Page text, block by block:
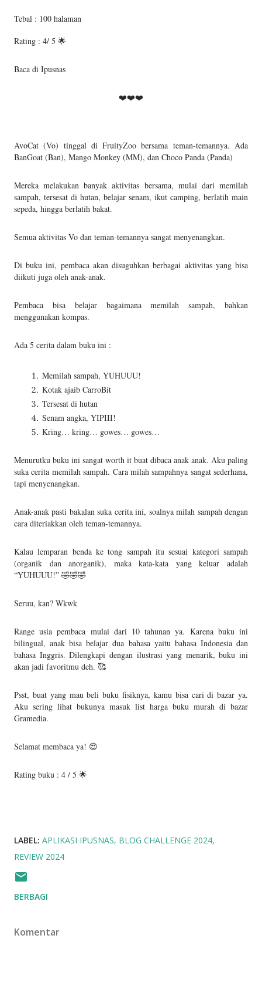
Tebal : 100 halaman
Rating : 4/ 5 🌟
Baca di Ipusnas
❤️❤️❤️
AvoCat (Vo) tinggal di FruityZoo bersama teman-temannya. Ada
BanGoat (Ban), Mango Monkey (MM), dan Choco Panda (Panda)
Mereka melakukan banyak aktivitas bersama, mulai dari memilah
sampah, tersesat di hutan, belajar senam, ikut camping, berlatih main
sepeda, hingga berlatih bakat.
Semua aktivitas Vo dan teman-temannya sangat menyenangkan.
Di buku ini, pembaca akan disuguhkan berbagai aktivitas yang bisa
diikuti juga oleh anak-anak.
Pembaca bisa belajar bagaimana memilah sampah, bahkan
menggunakan kompas.
Ada 5 cerita dalam buku ini :
Memilah sampah, YUHUUU!
Kotak ajaib CarroBit
Tersesat di hutan
Senam angka, YIPIII!
Kring… kring… gowes… gowes…
Menurutku buku ini sangat worth it buat dibaca anak anak. Aku paling
suka cerita memilah sampah. Cara milah sampahnya sangat sederhana,
tapi menyenangkan.
Anak-anak pasti bakalan suka cerita ini, soalnya milah sampah dengan
cara diteriakkan oleh teman-temannya.
Kalau lemparan benda ke tong sampah itu sesuai kategori sampah
(organik dan anorganik), maka kata-kata yang keluar adalah
“YUHUUU!” 🤣🤣🤣
Seruu, kan? Wkwk
Range usia pembaca mulai dari 10 tahunan ya. Karena buku ini
bilingual, anak bisa belajar dua bahasa yaitu bahasa Indonesia dan
bahasa Inggris. Dilengkapi dengan ilustrasi yang menarik, buku ini
akan jadi favoritmu deh. 🥰
Psst, buat yang mau beli buku fisiknya, kamu bisa cari di bazar ya.
Aku sering lihat bukunya masuk list harga buku murah di bazar
Gramedia.
Selamat membaca ya! 😍
Rating buku : 4 / 5 🌟
LABEL: APLIKASI IPUSNAS BLOG CHALLENGE 2024
REVIEW 2024
BERBAGI
Komentar